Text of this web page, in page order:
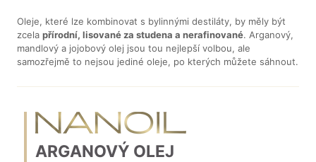
Oleje, které lze kombinovat s bylinnými destiláty, by měly být
zcelapřírodní, lisované za studena a nerafinované. Arganový,
mandlový a jojobový olej jsou tou nejlepší volbou, ale
samozřejmě to nejsou jediné oleje, po kterých můžete sáhnout.
ARGANOVÝ OLEJ